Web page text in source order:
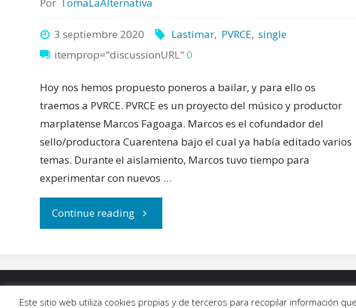
3 septiembre 2020 Lastimar, PVRCE, single
itemprop="discussionURL" 0
Hoy nos hemos propuesto poneros a bailar, y para ello os
traemos a PVRCE. PVRCE es un proyecto del músico y productor
marplatense Marcos Fagoaga. Marcos es el cofundador del
sello/productora Cuarentena bajo el cual ya había editado varios
temas. Durante el aislamiento, Marcos tuvo tiempo para
experimentar con nuevos …
Continue reading"La
sensación
electrónica
INICIO | BLOG | MÚSICA | CALENDARIO | GALERÍAS |
Este sitio web utiliza cookies propias y de terceros para recopilar información